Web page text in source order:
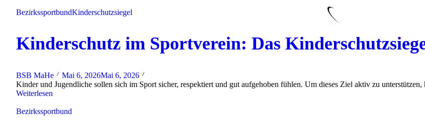
BezirkssportbundKinderschutzsiegel
Kinderschutz im Sportverein: Das
BSB MaHe Mai 6, 2026Mai 6, 2026
Kinder und Jugendliche sollen sich im Sport sicher, respektiert und gut aufgehoben fühlen. Um dieses Ziel aktiv zu unterstützen,
Weiterlesen
Bezirkssportbund